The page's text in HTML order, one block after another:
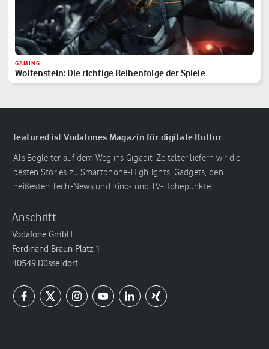
GAMING
Wolfenstein: Die richtige Reihenfolge der Spiele
featured ist Vodafones Magazin für digitale Kultur
Als Begleiter auf dem Weg ins Gigabit-Zeitalter liefern wir die
besten Stories zu Smartphone-Highlights, Gadgets, den
heißesten Tech-News und Kino- und TV-Höhepunkte.
Anschrift
Vodafone GmbH
Ferdinand-Braun-Platz 1
40549 Düsseldorf